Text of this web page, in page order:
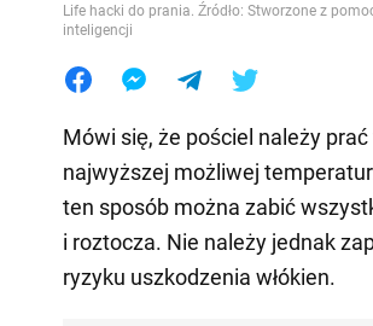
Life hacki do prania. Źródło: Stworzone z
inteligencji
Mówi się, że pościel należy prać
najwyższej możliwej
ten sposób można zabić
i roztocza. Nie należy jednak
ryzyku uszkodzenia włókien.